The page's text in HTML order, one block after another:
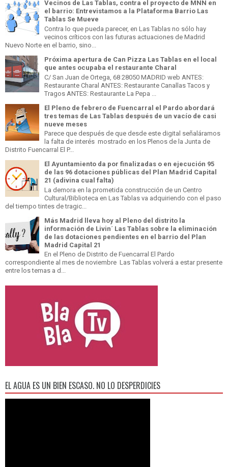
Vecinos de Las Tablas, contra el proyecto de MNN en
el barrio: Entrevistamos a la Plataforma Barrio Las
Tablas Se Mueve
Contra lo que pueda parecer, en Las Tablas no sólo hay
vecinos críticos con las futuras actuaciones de Madrid
Nuevo Norte en el barrio, sino...
Próxima apertura de Can Pizza Las Tablas en el local
que antes ocupaba el restaurante Charal
C/ San Juan de Ortega, 68 28050 MADRID web ANTES:
Restaurante Charal ANTES: Restaurante Canallas Tacos y
Tragos ANTES: Restaurante La Pepa ...
El Pleno de febrero de Fuencarral el Pardo abordará
tres temas de Las Tablas después de un vacío de casi
nueve meses
Parece que después de que desde este digital señaláramos
la falta de interés mostrado en los Plenos de la Junta de
Distrito Fuencarral El P...
El Ayuntamiento da por finalizadas o en ejecución 95
de las 96 dotaciones públicas del Plan Madrid Capital
21 (adivina cual falta)
La demora en la prometida construcción de un Centro
Cultural/Biblioteca en Las Tablas va adquiriendo con el paso
del tiempo tintes de tragic...
Más Madrid lleva hoy al Pleno del distrito la
información de Livin´ Las Tablas sobre la eliminación
de las dotaciones pendientes en el barrio del Plan
Madrid Capital 21
En el Pleno de Distrito de Fuencarral El Pardo
correspondiente al mes de noviembre Las Tablas volverá a estar presente
entre los temas a d...
EL AGUA ES UN BIEN ESCASO. NO LO DESPERDICIES